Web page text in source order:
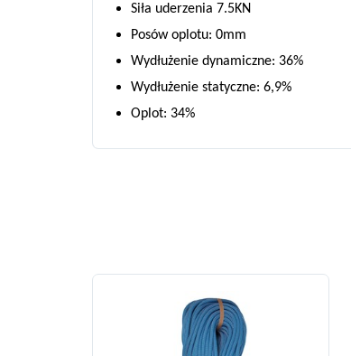
Siła uderzenia 7.5KN
Posów oplotu: 0mm
Wydłużenie dynamiczne: 36%
Wydłużenie statyczne: 6,9%
Oplot: 34%